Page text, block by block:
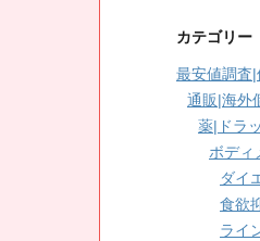
カテゴリー
最安値調査|
通販|海外
薬|ドラ
ボディ
ダイ
食欲
ライ